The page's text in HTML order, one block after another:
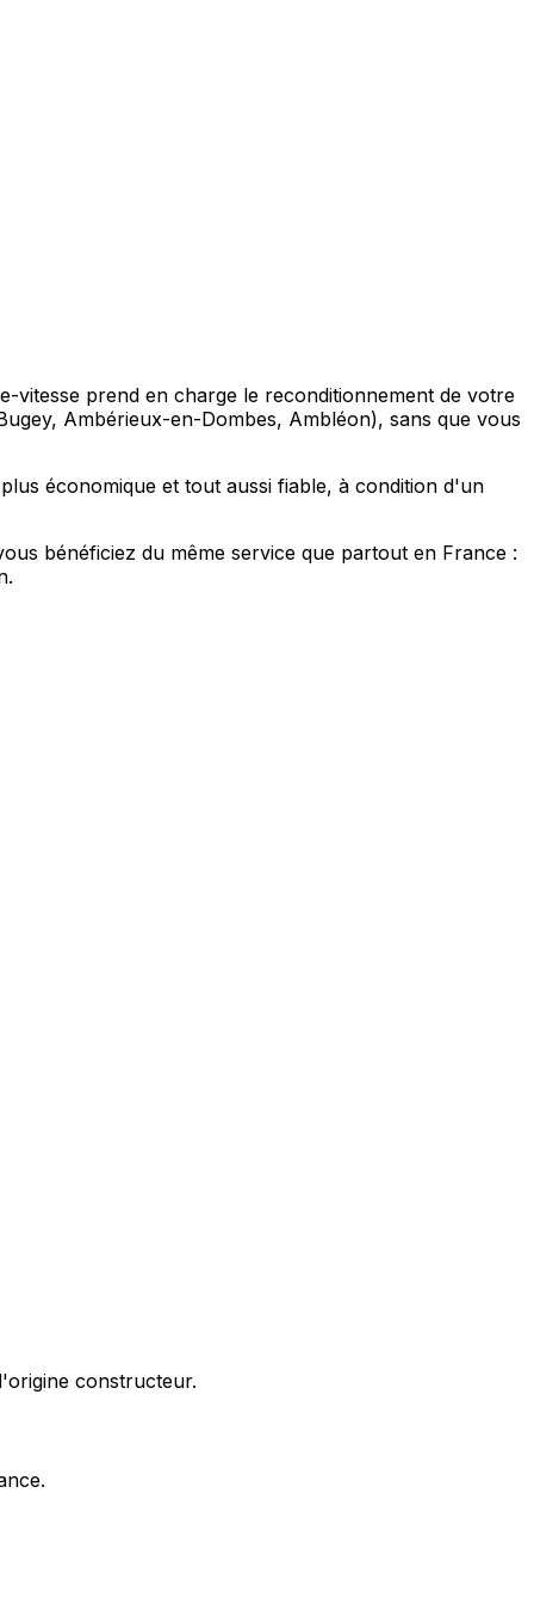
vitesse prend en charge le reconditionnement de votre
Ambérieux-en-Dombes, Ambléon), sans que vous
économique et tout aussi fiable, à condition d'un
bénéficiez du même service que partout en France :
constructeur.